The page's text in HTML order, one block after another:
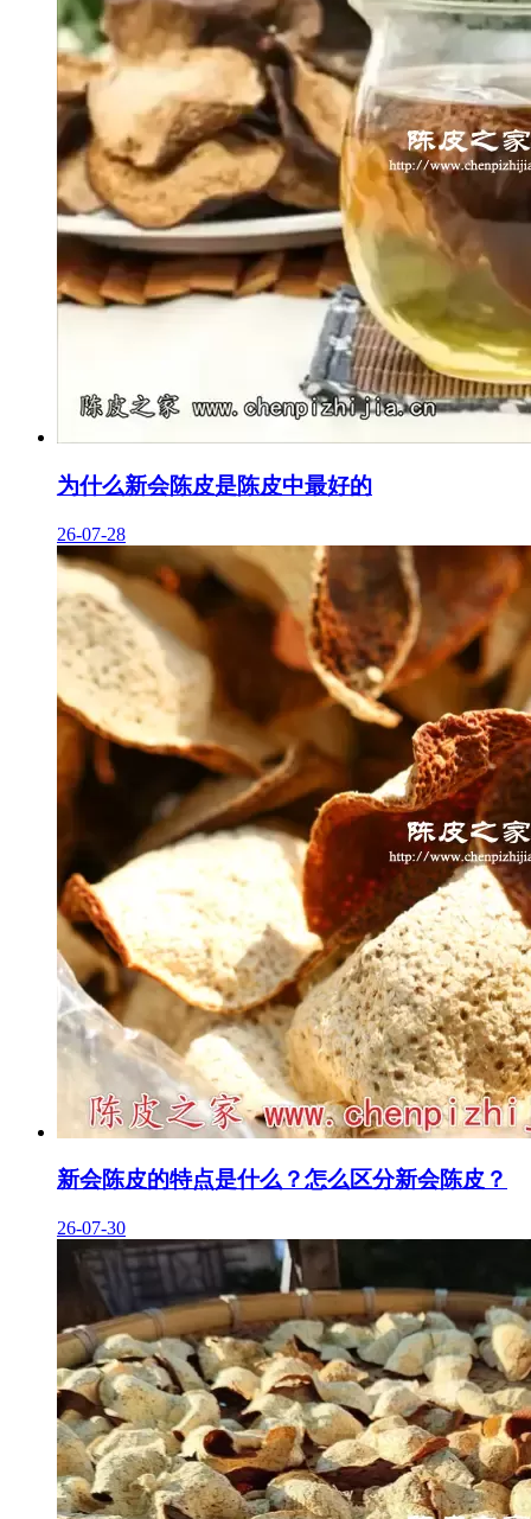
为什么新会陈皮是陈皮中最好的
26-07-28
新会陈皮的特点是什么？怎么区分新会陈皮？
26-07-30